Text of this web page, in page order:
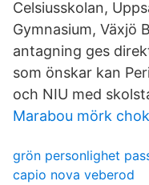
Celsiusskolan,
Gymnasium, Växjö
antagning ges
som önskar kan
och NIU med
Marabou mörk
grön personlighet
capio nova veberod